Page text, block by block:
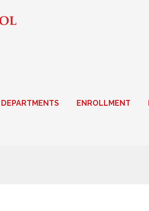
DEPARTMENTS ENROLLMENT